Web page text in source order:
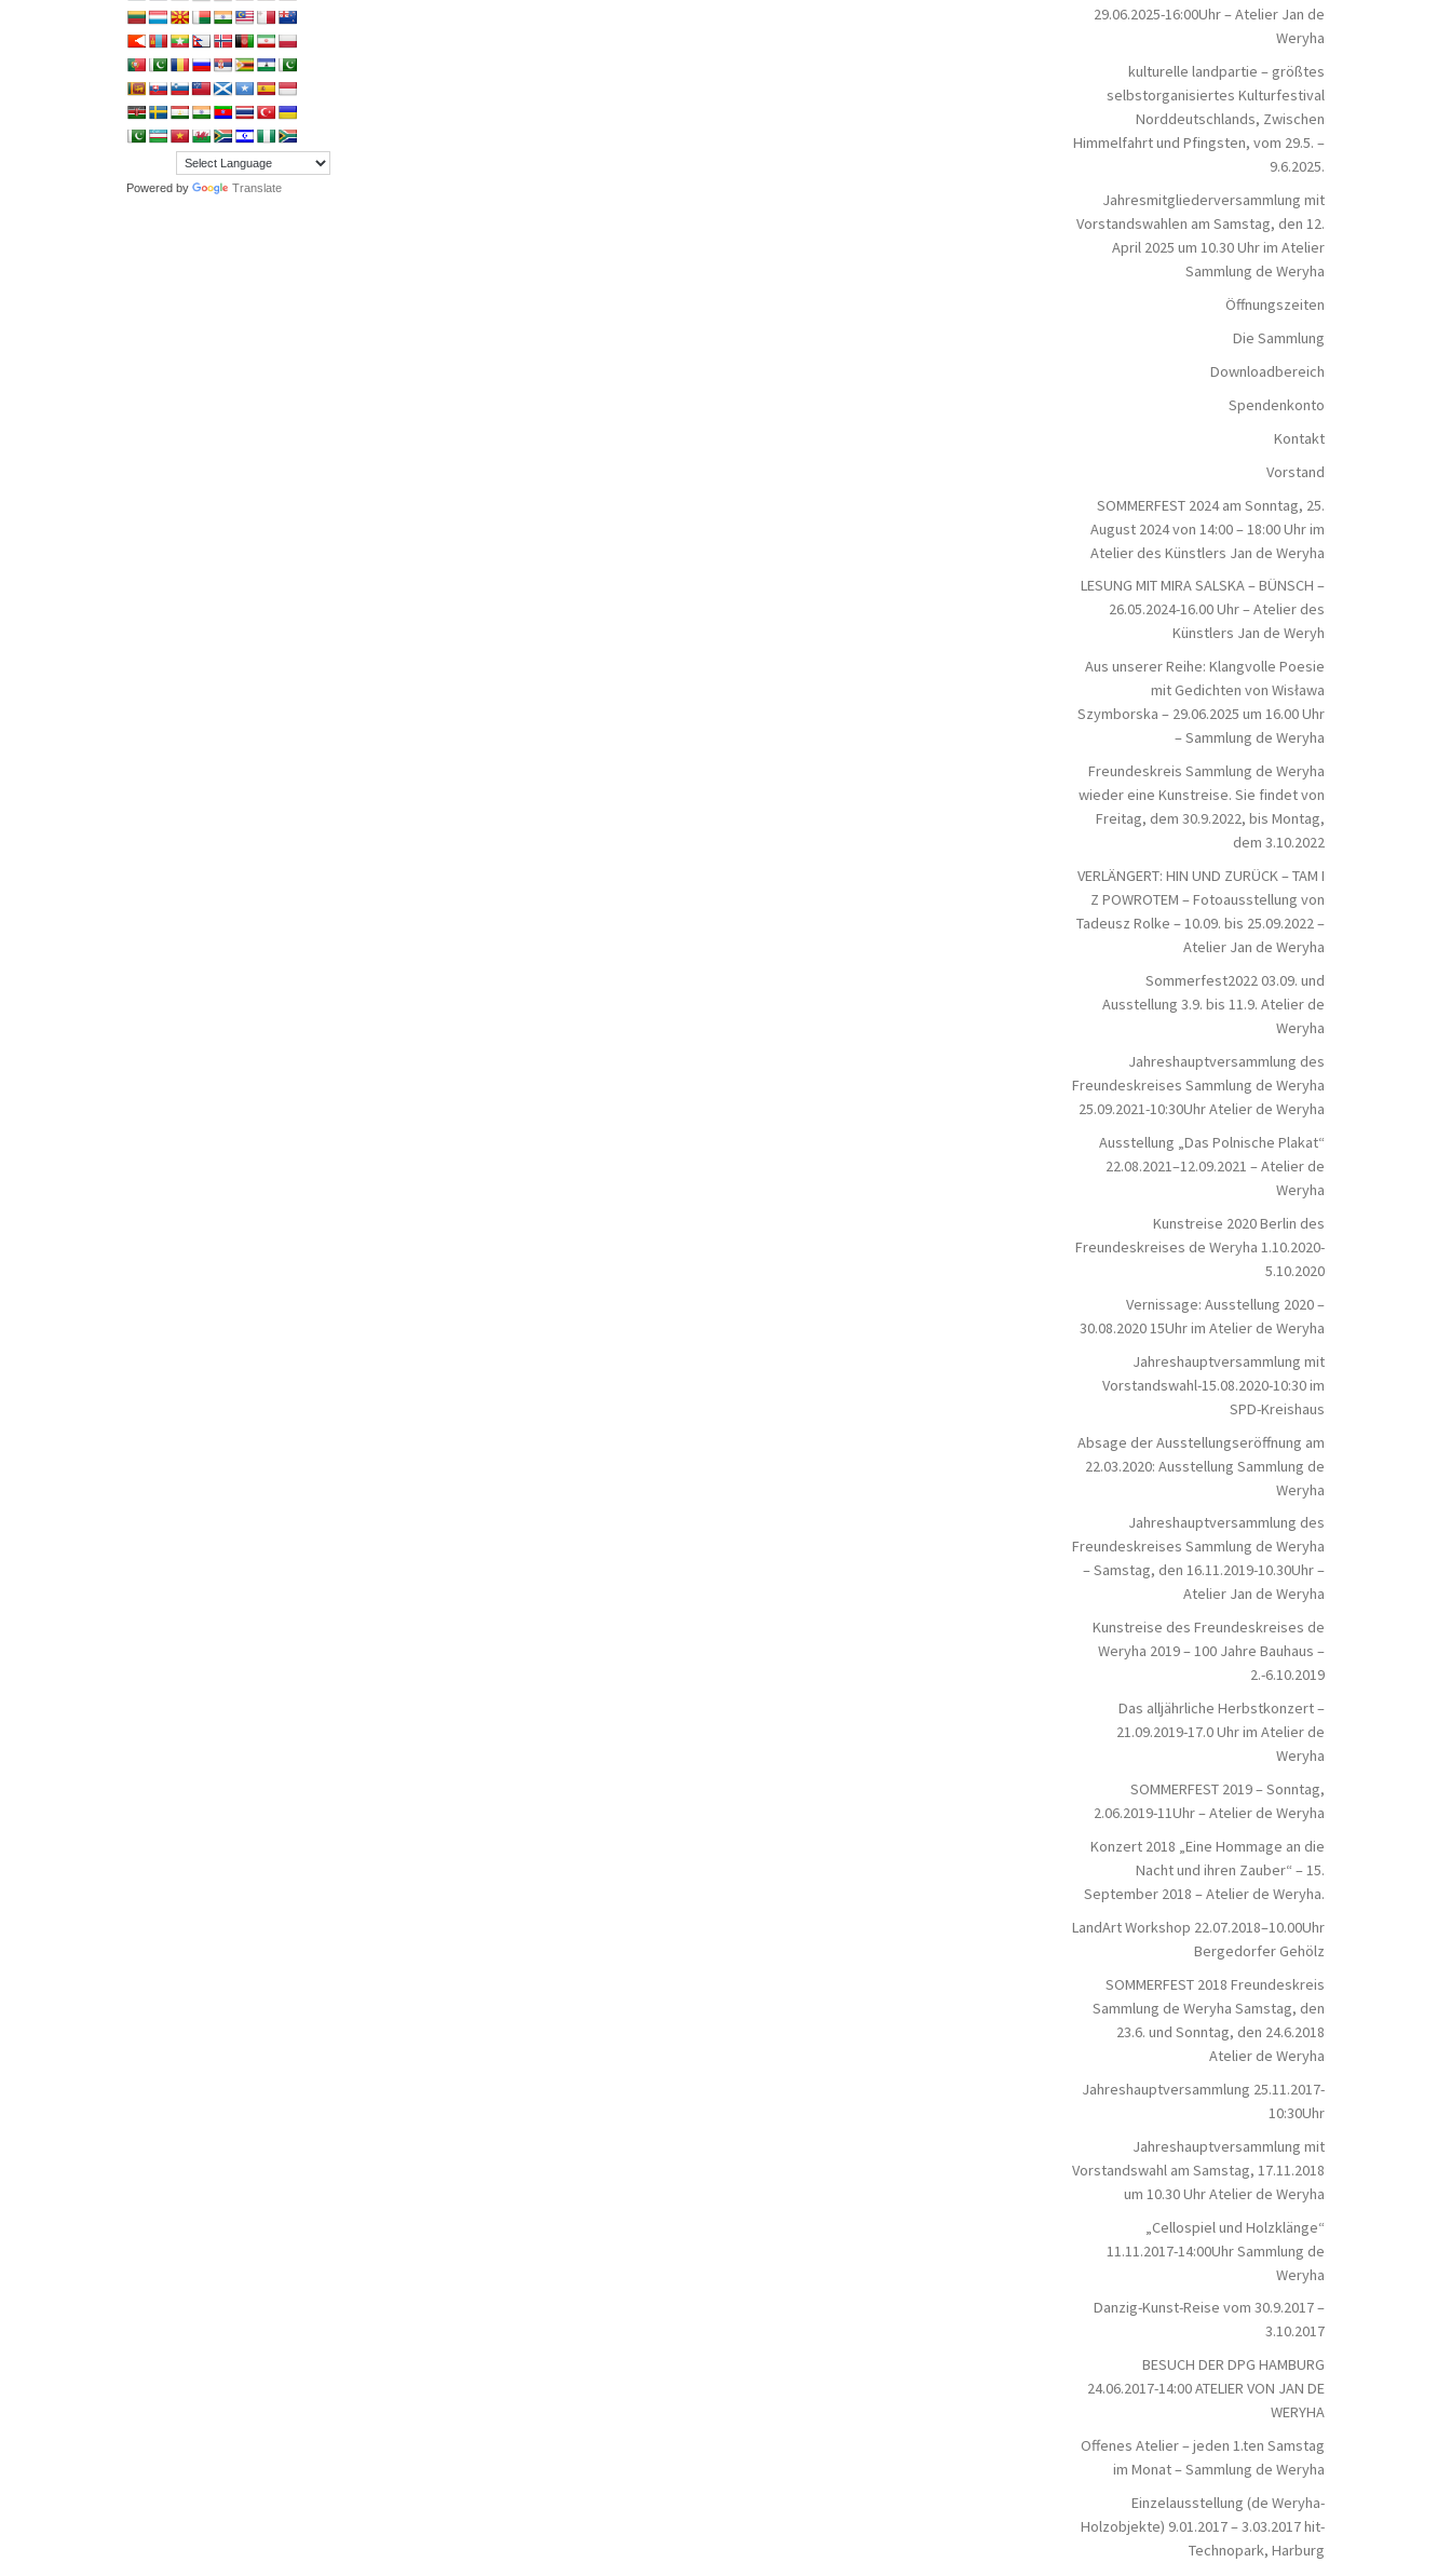
Powered by Translate
29.06.2025-16:00Uhr – Atelier Jan de
Weryha
kulturelle landpartie – größtes
selbstorganisiertes Kulturfestival
Norddeutschlands, Zwischen
Himmelfahrt und Pfingsten, vom 29.5. –
9.6.2025.
Jahresmitgliederversammlung mit
Vorstandswahlen am Samstag, den 12.
April 2025 um 10.30 Uhr im Atelier
Sammlung de Weryha
Öffnungszeiten
Die Sammlung
Downloadbereich
Spendenkonto
Kontakt
Vorstand
SOMMERFEST 2024 am Sonntag, 25.
August 2024 von 14:00 – 18:00 Uhr im
Atelier des Künstlers Jan de Weryha
LESUNG MIT MIRA SALSKA – BÜNSCH –
26.05.2024-16.00 Uhr – Atelier des
Künstlers Jan de Weryh
Aus unserer Reihe: Klangvolle Poesie
mit Gedichten von Wisława
Szymborska – 29.06.2025 um 16.00 Uhr
– Sammlung de Weryha
Freundeskreis Sammlung de Weryha
wieder eine Kunstreise. Sie findet von
Freitag, dem 30.9.2022, bis Montag,
dem 3.10.2022
VERLÄNGERT: HIN UND ZURÜCK – TAM I
Z POWROTEM – Fotoausstellung von
Tadeusz Rolke – 10.09. bis 25.09.2022 –
Atelier Jan de Weryha
Sommerfest2022 03.09. und
Ausstellung 3.9. bis 11.9. Atelier de
Weryha
Jahreshauptversammlung des
Freundeskreises Sammlung de Weryha
25.09.2021-10:30Uhr Atelier de Weryha
Ausstellung „Das Polnische Plakat“
22.08.2021–12.09.2021 – Atelier de
Weryha
Kunstreise 2020 Berlin des
Freundeskreises de Weryha 1.10.2020-
5.10.2020
Vernissage: Ausstellung 2020 –
30.08.2020 15Uhr im Atelier de Weryha
Jahreshauptversammlung mit
Vorstandswahl-15.08.2020-10:30 im
SPD-Kreishaus
Absage der Ausstellungseröffnung am
22.03.2020: Ausstellung Sammlung de
Weryha
Jahreshauptversammlung des
Freundeskreises Sammlung de Weryha
– Samstag, den 16.11.2019-10.30Uhr –
Atelier Jan de Weryha
Kunstreise des Freundeskreises de
Weryha 2019 – 100 Jahre Bauhaus –
2.-6.10.2019
Das alljährliche Herbstkonzert –
21.09.2019-17.0 Uhr im Atelier de
Weryha
SOMMERFEST 2019 – Sonntag,
2.06.2019-11Uhr – Atelier de Weryha
Konzert 2018 „Eine Hommage an die
Nacht und ihren Zauber“ – 15.
September 2018 – Atelier de Weryha.
LandArt Workshop 22.07.2018–10.00Uhr
Bergedorfer Gehölz
SOMMERFEST 2018 Freundeskreis
Sammlung de Weryha Samstag, den
23.6. und Sonntag, den 24.6.2018
Atelier de Weryha
Jahreshauptversammlung 25.11.2017-
10:30Uhr
Jahreshauptversammlung mit
Vorstandswahl am Samstag, 17.11.2018
um 10.30 Uhr Atelier de Weryha
„Cellospiel und Holzklänge“
11.11.2017-14:00Uhr Sammlung de
Weryha
Danzig-Kunst-Reise vom 30.9.2017 –
3.10.2017
BESUCH DER DPG HAMBURG
24.06.2017-14:00 ATELIER VON JAN DE
WERYHA
Offenes Atelier – jeden 1.ten Samstag
im Monat – Sammlung de Weryha
Einzelausstellung (de Weryha-
Holzobjekte) 9.01.2017 – 3.03.2017 hit-
Technopark, Harburg